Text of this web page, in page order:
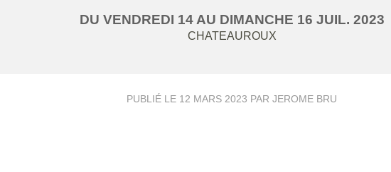
DU VENDREDI 14AU DIMANCHE 16 JUIL. 2023
CHATEAUROUX
PUBLIÉ LE 12 MARS 2023 PAR JEROME BRU